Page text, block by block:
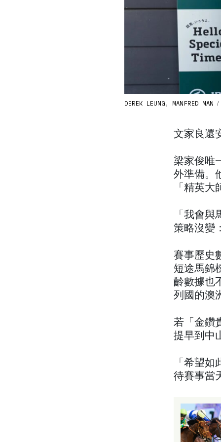
DEREK LEUNG, MANFRED
文家良還
梁家俊唯
外準備。
「精英
「我會
策略沒變
賽事歷史
短途馬錦
齡數據也
列國的澳
若「金鑽
提早到中
「希望
待賽事當